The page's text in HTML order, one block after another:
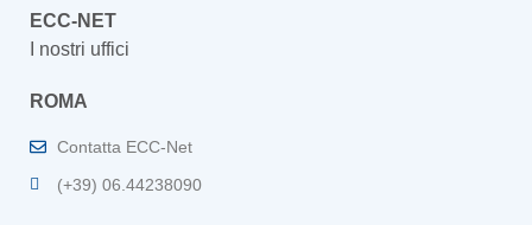
ECC-NET
I nostri uffici
ROMA
Contatta ECC-Net
(+39) 06.44238090